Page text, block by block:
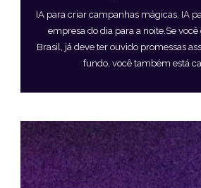
IA para criar campanhas mágicas. IA
empresa do dia para a noite.Se
Brasil, já deve ter ouvido promessas
fundo, você também está